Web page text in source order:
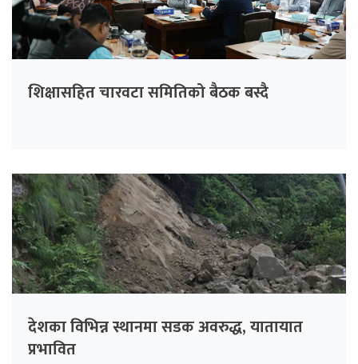
शिक्षासहित चारवटा समितिको बैठक बस्दै
देशका विभिन्न स्थानमा सडक अवरुद्ध, यातायात
प्रभावित